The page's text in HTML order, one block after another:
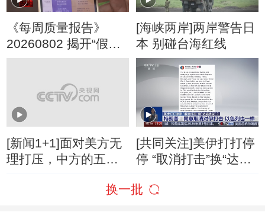
《每周质量报告》
20260802 揭开“假洋
牌”的真面目
[海峡两岸]两岸警告日
本 别碰台海红线
[新闻1+1]面对美方无
理打压，中方的五项
[共同关注]美伊打打停
停 “取消打击”换“达成
取消对伊打击 以色列
换一批